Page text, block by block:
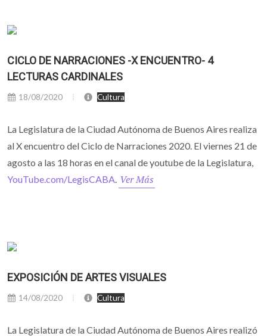
CICLO DE NARRACIONES -X ENCUENTRO- 4
LECTURAS CARDINALES
18/08/2020 Cultura
La Legislatura de la Ciudad Autónoma de Buenos Aires realiza
al X encuentro del Ciclo de Narraciones 2020. El viernes 21 de
agosto a las 18 horas en el canal de youtube de la Legislatura,
YouTube.com/LegisCABA. Ver Más
EXPOSICIÓN DE ARTES VISUALES
14/08/2020 Cultura
La Legislatura de la Ciudad Autónoma de Buenos Aires realizó